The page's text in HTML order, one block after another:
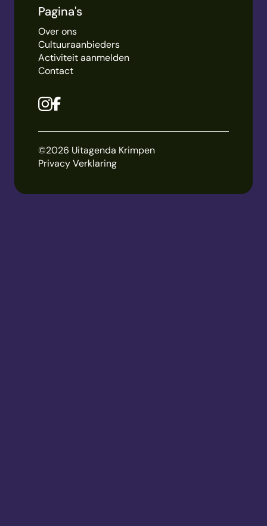
Pagina's
Over ons
Cultuuraanbieders
Activiteit aanmelden
Contact
©2026 Uitagenda Krimpen
Privacy Verklaring